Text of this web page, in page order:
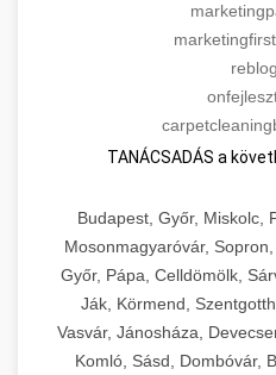
TANÁCSADÁS a
Budapest, Győr, Miskolc,
Mosonmagyaróvár,
Győr, Pápa, Celldömölk,
Ják, Körmend,
Vasvár, Jánosháza,
Komló, Sásd, Dombóvár,